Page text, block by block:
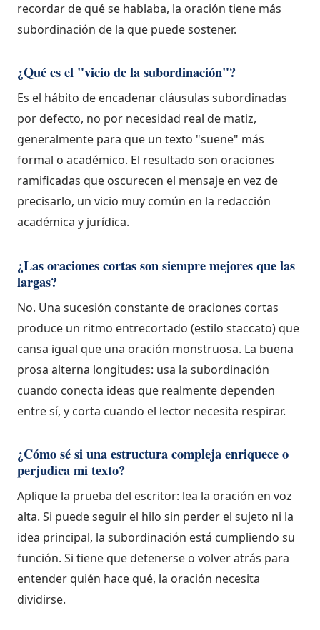
recordar de qué se hablaba, la oración tiene más
subordinación de la que puede sostener.
¿Qué es el "vicio de la subordinación"?
Es el hábito de encadenar cláusulas subordinadas
por defecto, no por necesidad real de matiz,
generalmente para que un texto "suene" más
formal o académico. El resultado son oraciones
ramificadas que oscurecen el mensaje en vez de
precisarlo, un vicio muy común en la redacción
académica y jurídica.
¿Las oraciones cortas son siempre mejores que las
largas?
No. Una sucesión constante de oraciones cortas
produce un ritmo entrecortado (estilo staccato) que
cansa igual que una oración monstruosa. La buena
prosa alterna longitudes: usa la subordinación
cuando conecta ideas que realmente dependen
entre sí, y corta cuando el lector necesita respirar.
¿Cómo sé si una estructura compleja enriquece o
perjudica mi texto?
Aplique la prueba del escritor: lea la oración en voz
alta. Si puede seguir el hilo sin perder el sujeto ni la
idea principal, la subordinación está cumpliendo su
función. Si tiene que detenerse o volver atrás para
entender quién hace qué, la oración necesita
dividirse.